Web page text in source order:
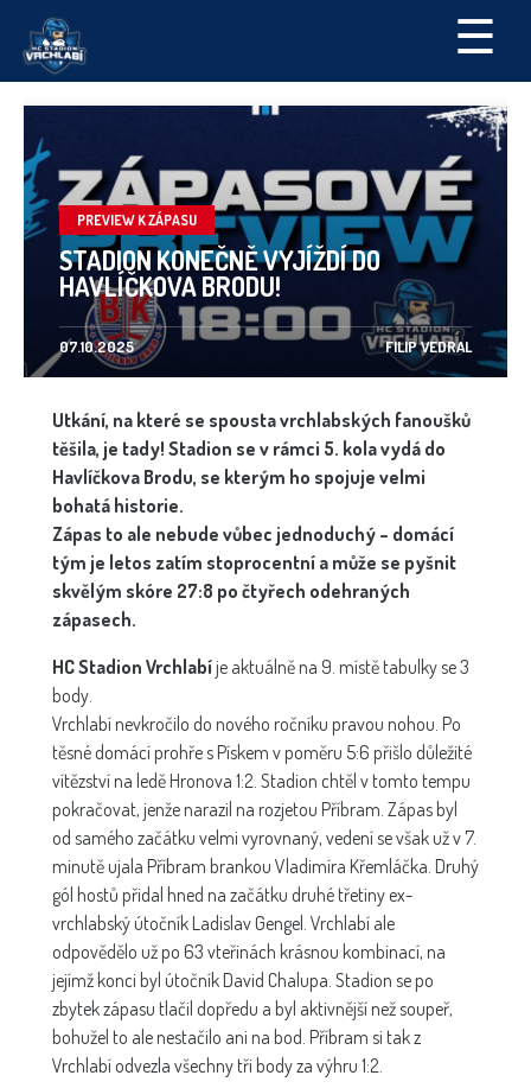
☰
PREVIEW K ZÁPASU
STADION KONEČNĚ VYJÍŽDÍ DO
HAVLÍČKOVA BRODU!
07.10.2025 FILIP VEDRAL
Utkání, na které se spousta vrchlabských fanoušků
těšila, je tady! Stadion se v rámci 5. kola vydá do
Havlíčkova Brodu, se kterým ho spojuje velmi
bohatá historie.
Zápas to ale nebude vůbec jednoduchý – domácí
tým je letos zatím stoprocentní a může se pyšnit
skvělým skóre 27:8 po čtyřech odehraných
zápasech.
HC Stadion Vrchlabí je aktuálně na 9. místě tabulky se 3
body.
Vrchlabí nevkročilo do nového ročníku pravou nohou. Po
těsné domácí prohře s Pískem v poměru 5:6 přišlo důležité
vítězství na ledě Hronova 1:2. Stadion chtěl v tomto tempu
pokračovat, jenže narazil na rozjetou Příbram. Zápas byl
od samého začátku velmi vyrovnaný, vedení se však už v 7.
minutě ujala Příbram brankou Vladimíra Křemláčka. Druhý
gól hostů přidal hned na začátku druhé třetiny ex-
vrchlabský útočník Ladislav Gengel. Vrchlabí ale
odpovědělo už po 63 vteřinách krásnou kombinací, na
jejímž konci byl útočník David Chalupa. Stadion se po
zbytek zápasu tlačil dopředu a byl aktivnější než soupeř,
bohužel to ale nestačilo ani na bod. Příbram si tak z
Vrchlabí odvezla všechny tři body za výhru 1:2.